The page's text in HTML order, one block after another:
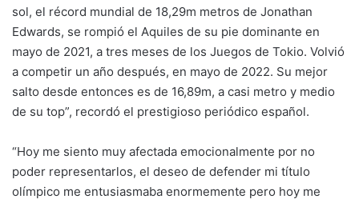
sol, el récord mundial de 18,29m metros de Jonathan
Edwards, se rompió el Aquiles de su pie dominante en
mayo de 2021, a tres meses de los Juegos de Tokio. Volvió
a competir un año después, en mayo de 2022. Su mejor
salto desde entonces es de 16,89m, a casi metro y medio
de su top”, recordó el prestigioso periódico español.
“Hoy me siento muy afectada emocionalmente por no
poder representarlos, el deseo de defender mi título
olímpico me entusiasmaba enormemente pero hoy me